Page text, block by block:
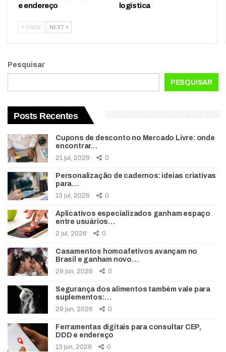
e endereço
logística
PREV NEXT
Pesquisar
PESQUISAR
Posts Recentes
Cupons de desconto no Mercado Livre: onde
encontrar…
21 jul, 2026 0
Personalização de cadernos: ideias criativas
para…
13 jul, 2026 0
Aplicativos especializados ganham espaço
entre usuários…
2 jul, 2026 0
Casamentos homoafetivos avançam no
Brasil e ganham novo…
29 jun, 2026 0
Segurança dos alimentos também vale para
suplementos:…
29 jun, 2026 0
Ferramentas digitais para consultar CEP,
DDD e endereço
13 jun, 2026 0